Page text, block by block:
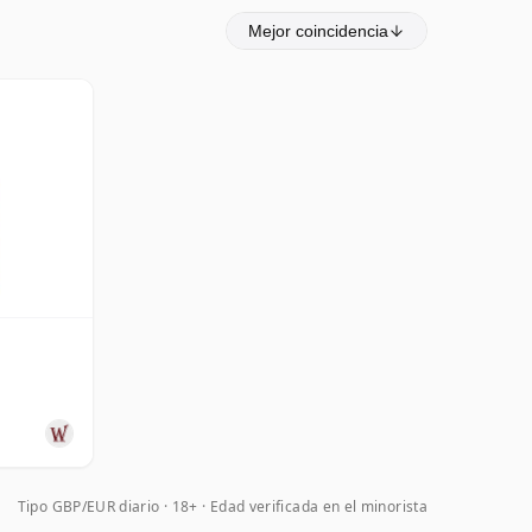
Mejor coincidencia
Tipo GBP/EUR diario 18+ · Edad verificada en el minorista